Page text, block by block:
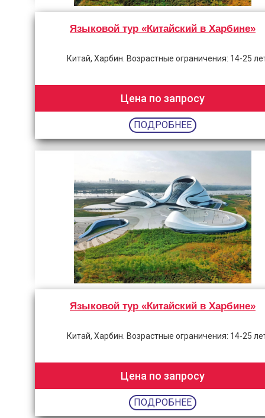
Языковой тур «Китайский в Харбине»
Китай, Харбин. Возрастные ограничения: 14-25
Цена по запросу
ПОДРОБНЕЕ
Языковой тур «Китайский в Харбине»
Китай, Харбин. Возрастные ограничения: 14-25
Цена по запросу
ПОДРОБНЕЕ